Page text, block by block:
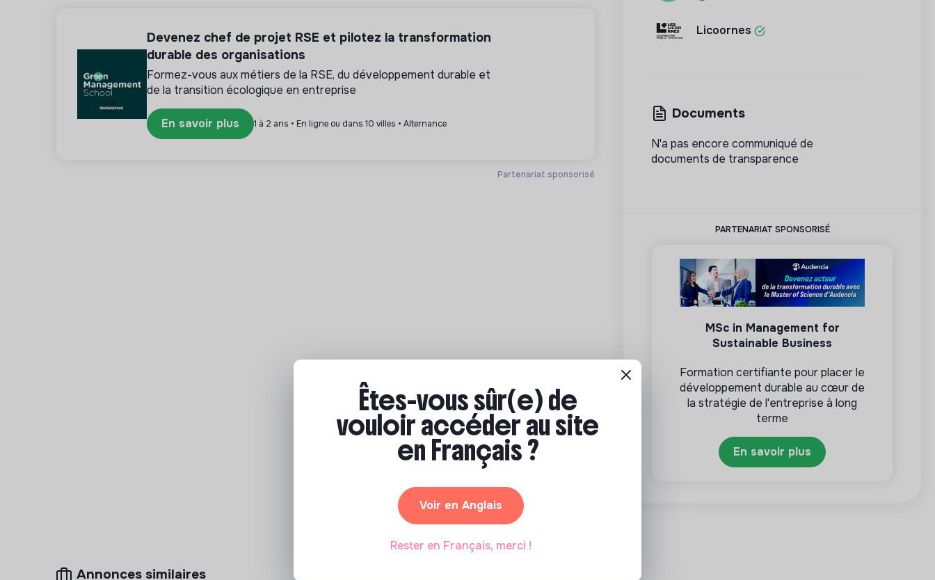
Partenariat sponsorisé
Devenez chef de projet RSE et pilotez la transformation
durable des organisations
Formez-vous aux métiers de la RSE, du développement durable et
de la transition écologique en entreprise
En savoir plus 1 à 2 ans • En ligne ou dans 10 villes • Alternance
Licoornes
Documents
N'a pas encore communiqué de
documents de transparence
PARTENARIAT SPONSORISÉ
MSc in Management for
Sustainable Business
Formation certifiante pour placer le
développement durable au cœur de
la stratégie de l'entreprise à long
terme
En savoir plus
Annonces similaires
Êtes-vous sûr(e) de
vouloir accéder au site
en Français ?
Voir en Anglais
Rester en Français, merci !